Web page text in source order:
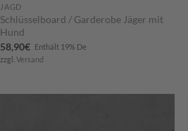
JAGD
Schlüsselboard / Garderobe Jäger mit
Hund
58,90€ Enthält 19% De
zzgl.Versand